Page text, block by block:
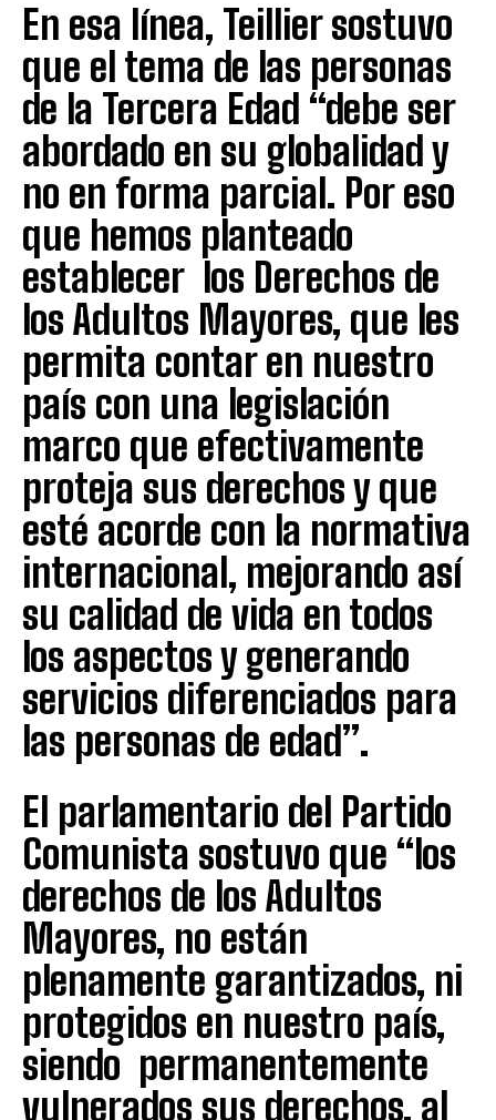
En esa línea, Teillier sostuvo
que el tema de las personas
de la Tercera Edad “debe ser
abordado en su globalidad y
no en forma parcial. Por eso
que hemos planteado
establecer los Derechos de
los Adultos Mayores, que les
permita contar en nuestro
país con una legislación
marco que efectivamente
proteja sus derechos y que
esté acorde con la normativa
internacional, mejorando así
su calidad de vida en todos
los aspectos y generando
servicios diferenciados para
las personas de edad”.
El parlamentario del Partido
Comunista sostuvo que “los
derechos de los Adultos
Mayores, no están
plenamente garantizados, ni
protegidos en nuestro país,
siendo permanentemente
vulnerados sus derechos, al